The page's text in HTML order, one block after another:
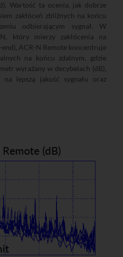
Wartość ta ocenia, jak dobrze
zakłóceń zbliżnych na końcu
odbierającym sygnał. W
który mierzy zakłócenia na
ACR-N Remote koncentruje
na końcu zdalnym, gdzie
wyrażany w decybelach (dB),
lepszą jakość sygnału oraz